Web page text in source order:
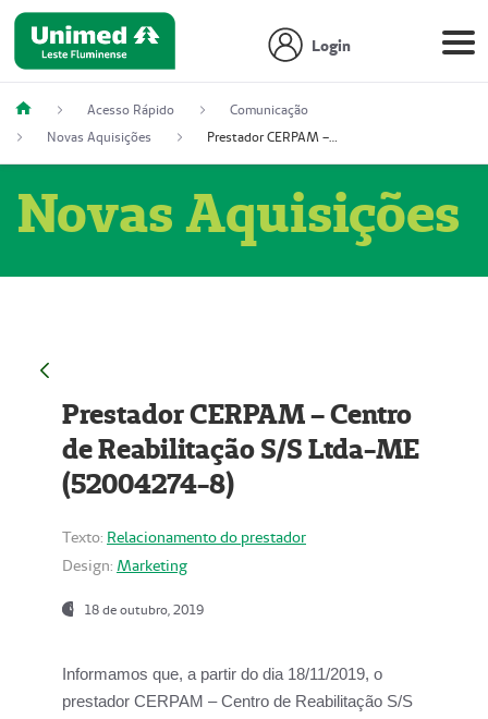
Login
Acesso Rápido
Comunicação
Novas Aquisições
Prestador CERPAM – Centro de Reabilitação S/S Ltda-ME (52004274-8)
Novas Aquisições
Prestador CERPAM – Centro
de Reabilitação S/S Ltda-ME
(52004274-8)
Texto: Relacionamento do prestador
Design: Marketing
18 de outubro, 2019
Informamos que, a partir do dia 18/11/2019, o
prestador CERPAM – Centro de Reabilitação S/S